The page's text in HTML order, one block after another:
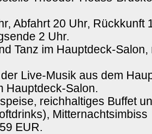
Abfahrt 20 Uhr, Rückkunft
2 Uhr.
Tanz im Hauptdeck-
Live-Musik aus dem
Hauptdeck-Salon.
reichhaltiges Buffet
Mitternachtsimbiss
EUR.